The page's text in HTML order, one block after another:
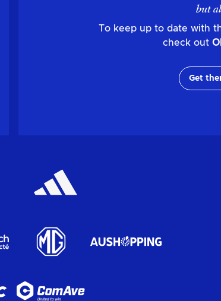
but
To keep up to date with
check out
Get